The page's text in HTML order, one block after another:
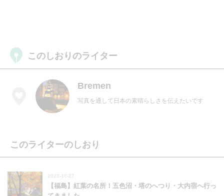
このしおりのライター
Bremen
写真を通して日本の素晴らしさを伝えたいです
このライターのしおり
2023-10-27
【福島】紅葉の名所！五色沼・塔のへつり・大内宿へ行っ